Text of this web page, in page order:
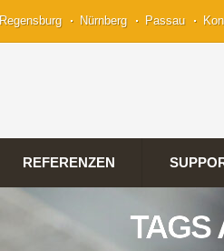
Regensburg Nürnberg Passau
REFERENZEN
TAGS